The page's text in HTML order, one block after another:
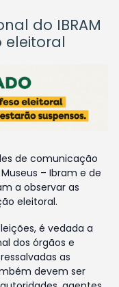
do IBRAM
eleitoral
de comunicação
– Ibram e de
a observar as
eleitoral.
é vedada a
dos órgãos e
as
devem ser